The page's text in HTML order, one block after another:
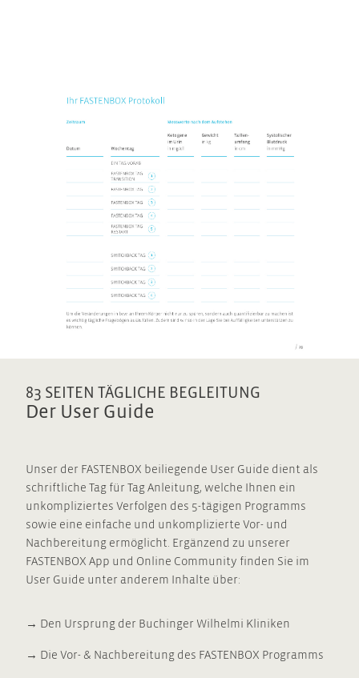
83 SEITEN TÄGLICHE BEGLEITUNG
Der User Guide
Unser der FASTENBOX beiliegende User Guide dient als
schriftliche Tag für Tag Anleitung, welche Ihnen ein
unkompliziertes Verfolgen des 5-tägigen Programms
sowie eine einfache und unkomplizierte Vor- und
Nachbereitung ermöglicht. Ergänzend zu unserer
FASTENBOX App und Online Community finden Sie im
User Guide unter anderem Inhalte über:
‭→ Den Ursprung der Buchinger Wilhelmi Kliniken
‭→ Die Vor- & Nachbereitung des FASTENBOX Programms